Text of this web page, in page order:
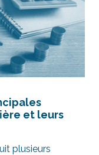
et leurs
plusieurs